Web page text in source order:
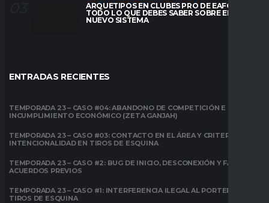
ARQUETIPOS EN CLUBES PRO DE EAFC26:
TODO LO QUE DEBES SABER SOBRE EL
NUEVO SISTEMA
ENTRADAS RECIENTES
TEMPORADA 23 – CASO #04: ABANDONO DE COMPETICIÓN E
INCUMPLIMIENTO ECONÓMICO (ZETA GANJAH)
TEMPORADA 23 – CASO #03: CONTACTO EN EL ÁREA Y CRITERIO DE
INTENCIONALIDAD EN TIROS DE ESQUINA
TEMPORADA 23 – CASO #2: BUG DE INICIO, DESCONEXIÓN Y FALTA DE
ACUERDOS PREVIOS
TEMPORADA 23 – CASO #1: INTERFERENCIA ILEGAL AL PORTERO EN
TIROS DE ESQUINA